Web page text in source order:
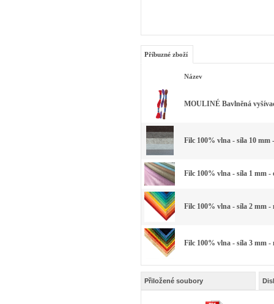
Příbuzné zboží
Název
MOULINÉ Bavlněná
Filc 100% vlna - síla 10 mm
Filc 100% vlna - síla 1 mm
Filc 100% vlna - síla 2 mm -
Filc 100% vlna - síla 3 mm -
Přiložené soubory